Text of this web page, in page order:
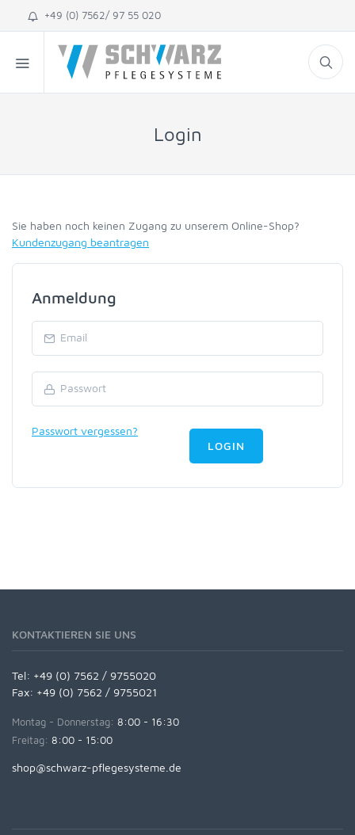
+49 (0) 7562/ 97 55 020
Login
Sie haben noch keinen Zugang zu unserem Online-Shop?
Kundenzugang beantragen
Anmeldung
Passwort vergessen?
LOGIN
KONTAKTIEREN SIE UNS
Tel: +49 (0) 7562 / 9755020
Fax: +49 (0) 7562 / 9755021
Montag - Donnerstag: 8:00 - 16:30
Freitag: 8:00 - 15:00
shop@schwarz-pflegesysteme.de